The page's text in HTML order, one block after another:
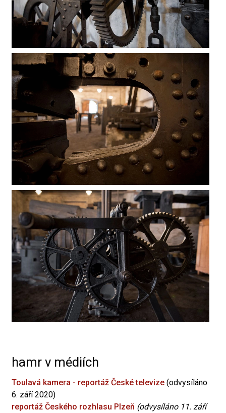
hamr v médiích
Toulavá kamera - reportáž České televize (odvysíláno
6. září 2020)
reportáž Českého rozhlasu Plzeň (odvysíláno 11. září